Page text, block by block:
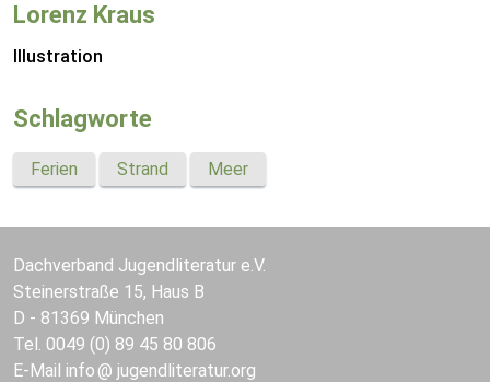
Lorenz Kraus
Illustration
Schlagworte
Ferien Strand Meer
Dachverband Jugendliteratur e.V.
Steinerstraße 15, Haus B
D - 81369 München
Tel. 0049 (0) 89 45 80 806
E-Mail info jugendliteratur.org